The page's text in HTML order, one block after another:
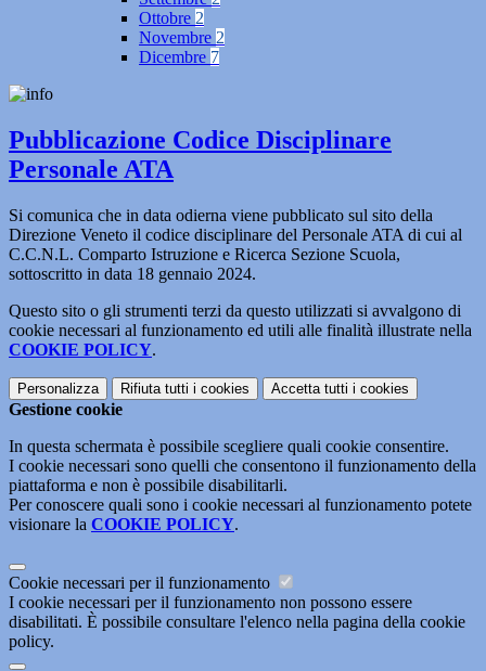
Ottobre 2
Novembre 2
Dicembre 7
Pubblicazione Codice Disciplinare
Personale ATA
Si comunica che in data odierna viene pubblicato sul sito della
Direzione Veneto il codice disciplinare del Personale ATA di cui al
C.C.N.L. Comparto Istruzione e Ricerca Sezione Scuola,
sottoscritto in data 18 gennaio 2024.
Questo sito o gli strumenti terzi da questo utilizzati si avvalgono di
cookie necessari al funzionamento ed utili alle finalità illustrate nella
COOKIE POLICY.
Personalizza Rifiuta tutti i cookies Accetta tutti i cookies
Gestione cookie
In questa schermata è possibile scegliere quali cookie consentire.
I cookie necessari sono quelli che consentono il funzionamento della
piattaforma e non è possibile disabilitarli.
Per conoscere quali sono i cookie necessari al funzionamento potete
visionare la COOKIE POLICY.
Cookie necessari per il funzionamento
I cookie necessari per il funzionamento non possono essere
disabilitati. È possibile consultare l'elenco nella pagina della cookie
policy.